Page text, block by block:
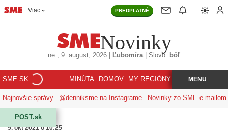
Viac PREDPLATNÉ
Novinky
ne , 9. august, 2026 Ľubomíra| Slovo: bôľ
SME.SK MINÚTA DOMOV MY REGIÓNY KORZÁR
HĽADAJMENU
Najnovšie správy @denniksme na Instagrame Novinky zo SME e-mailom
POST.sk
5. okt 2021 o 10:25